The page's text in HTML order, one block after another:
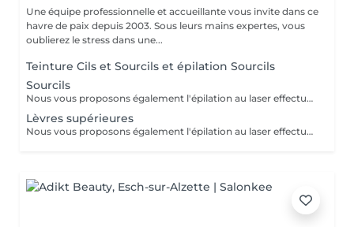
Une équipe professionnelle et accueillante vous invite dans ce
havre de paix depuis 2003. Sous leurs mains expertes, vous
oublierez le stress dans une...
Teinture Cils et Sourcils et épilation Sourcils
Sourcils
Nous vous proposons également l'épilation au laser effectué par une infirmière.
Lèvres supérieures
Nous vous proposons également l'épilation au laser effectué par une infirmière.